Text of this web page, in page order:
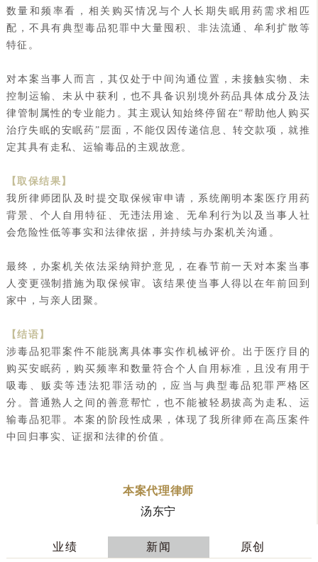
数量和频率看，相关购买情况与个人长期失眠用药需求相匹
配，不具有典型毒品犯罪中大量囤积、非法流通、牟利扩散等
特征。
对本案当事人而言，其仅处于中间沟通位置，未接触实物、未
控制运输、未从中获利，也不具备识别境外药品具体成分及法
律管制属性的专业能力。其主观认知始终停留在“帮助他人购买
治疗失眠的安眠药”层面，不能仅因传递信息、转交款项，就推
定其具有走私、运输毒品的主观故意。
【取保结果】
我所律师团队及时提交取保候审申请，系统阐明本案医疗用药
背景、个人自用特征、无违法用途、无牟利行为以及当事人社
会危险性低等事实和法律依据，并持续与办案机关沟通。
最终，办案机关依法采纳辩护意见，在春节前一天对本案当事
人变更强制措施为取保候审。该结果使当事人得以在年前回到
家中，与亲人团聚。
【结语】
涉毒品犯罪案件不能脱离具体事实作机械评价。出于医疗目的
购买安眠药，购买频率和数量符合个人自用标准，且没有用于
吸毒、贩卖等违法犯罪活动的，应当与典型毒品犯罪严格区
分。普通熟人之间的善意帮忙，也不能被轻易拔高为走私、运
输毒品犯罪。本案的阶段性成果，体现了我所律师在高压案件
中回归事实、证据和法律的价值。
本案代理律师
汤东宁
业绩 新闻 原创